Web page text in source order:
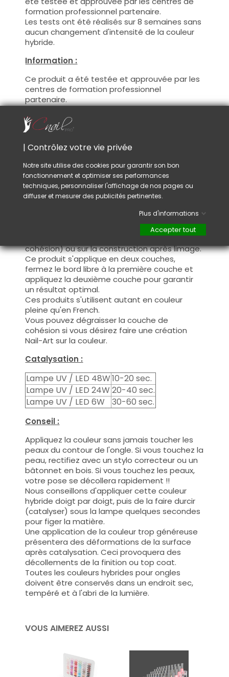
formation professionnel partenaire.
Les tests ont été réalisés sur 8 semaines sans
aucun changement d'intensité de la couleur
hybride.
Information :
Ce produit a été testée et approuvée par les
centres de formation professionnel
partenaire.
Avec ce produit vous pourrez satisfaire vos
clientes les plus exigeantes !
De plus, CNAILPRO porte une attention
suivons la réglementation en vigueur et
garantissons la conformité de nos produits.
Ceci pour garantir une sécurité d'utilisation
optimale.
Utilisation :
Cette couleur s'applique avec son pinceau, de
manière fine, sur la base (il n'est pas
nécessaire de dégraisser la couche de
cohésion) ou sur la construction après limage.
Ce produit s'applique en deux couches,
fermez le bord libre à la première couche et
appliquez la deuxième couche pour garantir
un résultat optimal.
Ces produits s'utilisent autant en couleur
pleine qu'en French.
Vous pouvez dégraisser la couche de
cohésion si vous désirez faire une création
Nail-Art sur la couleur.
Catalysation :
Lampe UV / LED 48W10-20 sec.
Lampe UV / LED 24W 20-40 sec.
Lampe UV / LED 6W
30-60 sec.
Conseil :
Appliquez la couleur sans jamais toucher les
peaux du contour de l'ongle. Si vous touchez la
peau, rectifiez avec un stylo correcteur ou un
bâtonnet en bois. Si vous touchez les peaux,
votre pose se décollera rapidement !!
Nous conseillons d'appliquer cette couleur
hybride doigt par doigt, puis de la faire durcir
(catalyser) sous la lampe quelques secondes
pour figer la matière.
Une application de la couleur trop généreuse
présentera des déformations de la surface
après catalysation. Ceci provoquera des
décollements de la finition ou top coat.
Toutes les couleurs hybrides pour ongles
doivent être conservés dans un endroit sec,
tempéré et à l'abri de la lumière.
VOUS AIMEREZ AUSSI
| Contrôlez votre vie privée
Notre site utilise des cookies pour garantir son bon
fonctionnement et optimiser ses performances
techniques, personnaliser l'affichage de nos pages ou
diffuser et mesurer des publicités pertinentes.
Plus d'informations
Accepter tout